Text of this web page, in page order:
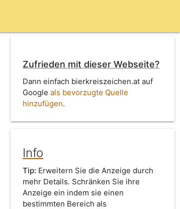
Zufrieden mit dieser Webseite?
Dann einfach bierkreiszeichen.at auf
Googleals bevorzugte Quelle
hinzufügen.
Info
Tip: Erweitern Sie die Anzeige durch
mehr Details. Schränken Sie ihre
Anzeige ein indem sie einen
bestimmten Bereich als